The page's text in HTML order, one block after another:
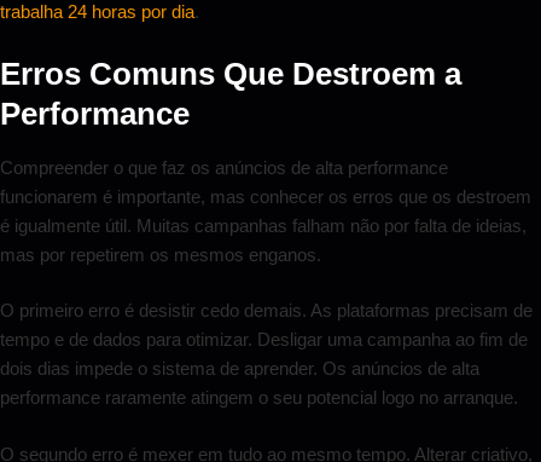
trabalha 24 horas por dia.
Erros Comuns Que Destroem a
Performance
Compreender o que faz os anúncios de alta performance
funcionarem é importante, mas conhecer os erros que os destroem
é igualmente útil. Muitas campanhas falham não por falta de ideias,
mas por repetirem os mesmos enganos.
O primeiro erro é desistir cedo demais. As plataformas precisam de
tempo e de dados para otimizar. Desligar uma campanha ao fim de
dois dias impede o sistema de aprender. Os anúncios de alta
performance raramente atingem o seu potencial logo no arranque.
O segundo erro é mexer em tudo ao mesmo tempo. Alterar criativo,